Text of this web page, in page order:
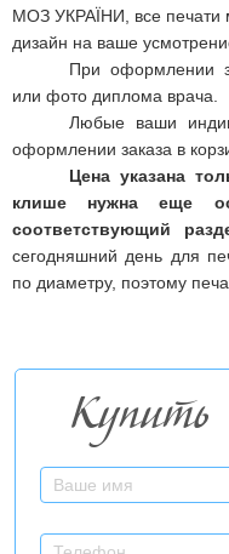
МОЗ УКРАЇНИ, все печати
дизайн на ваше
При оформлении
или фото диплома врача
Любые ваши
оформлении заказа в
Цена указана
клише нужна еще
соответствующий
сегодняшний день для
по диаметру, поэтому